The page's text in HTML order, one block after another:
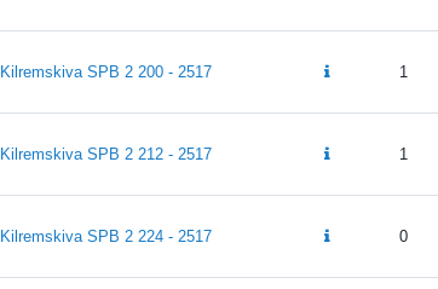
Kilremskiva SPB 2 200 - 2517 1
Kilremskiva SPB 2 212 - 2517 1
Kilremskiva SPB 2 224 - 2517 0